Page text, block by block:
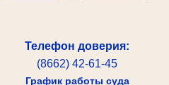
Телефон доверия:
(8662) 42-61-45
График работы суда